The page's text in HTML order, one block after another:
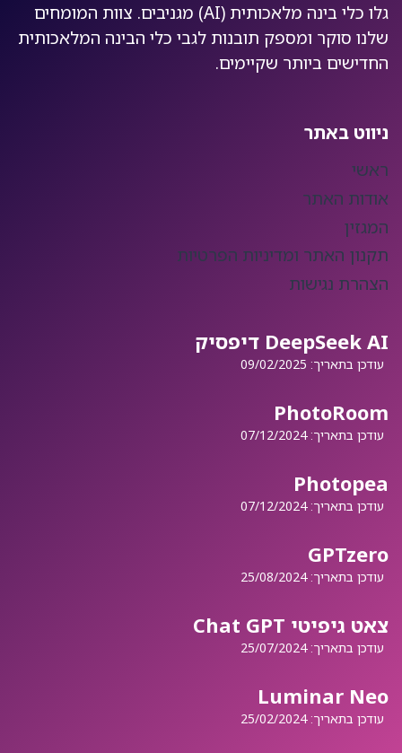
גלו כלי בינה מלאכותית (AI) מגניבים. צוות המומחים
שלנו סוקר ומספק תובנות לגבי כלי הבינה המלאכותית
החדישים ביותר שקיימים.
ניווט באתר
ראשי
אודות האתר
המגזין
תקנון האתר ומדיניות הפרטיות
הצהרת נגישות
DeepSeek AI דיפסיק
עודכן בתאריך: 09/02/2025
PhotoRoom
עודכן בתאריך:07/12/2024
Photopea
עודכן בתאריך:07/12/2024
GPTzero
עודכן בתאריך:25/08/2024
צאט גיפיטי Chat GPT
עודכן בתאריך:25/07/2024
Luminar Neo
עודכן בתאריך:25/02/2024